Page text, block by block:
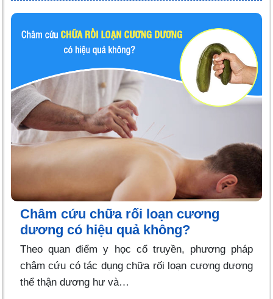
Châm cứu chữa rối loạn cương
dương có hiệu quả không?
Theo quan điểm y học cổ truyền, phương pháp
châm cứu có tác dụng chữa rối loạn cương dương
thể thận dương hư và…